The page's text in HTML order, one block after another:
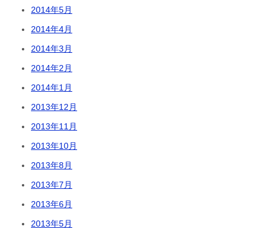
2014年5月
2014年4月
2014年3月
2014年2月
2014年1月
2013年12月
2013年11月
2013年10月
2013年8月
2013年7月
2013年6月
2013年5月